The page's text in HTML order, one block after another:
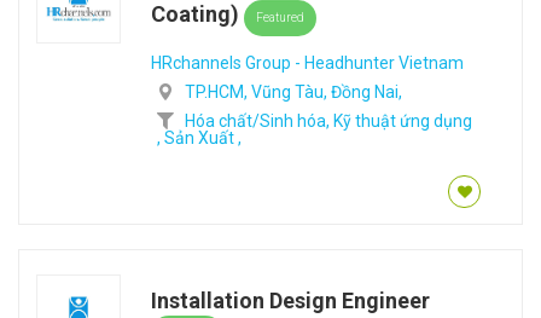
Coating)
Featured
HRchannels Group - Headhunter Vietnam
TP.HCM, Vũng Tàu, Đồng Nai,
Hóa chất/Sinh hóa, Kỹ thuật ứng dụng
, Sản Xuất ,
Installation Design Engineer